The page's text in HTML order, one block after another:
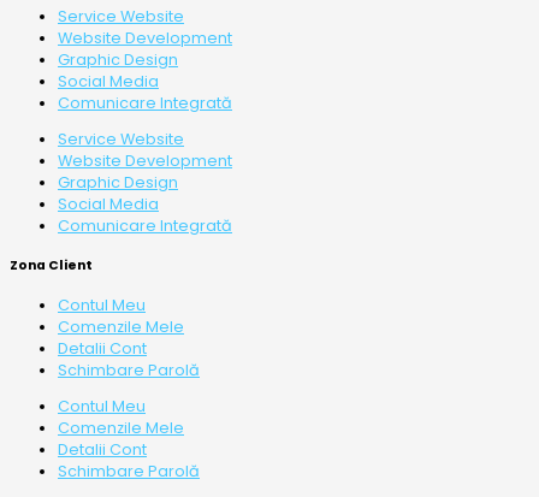
Service Website
Website Development
Graphic Design
Social Media
Comunicare Integrată
Service Website
Website Development
Graphic Design
Social Media
Comunicare Integrată
Zona Client
Contul Meu
Comenzile Mele
Detalii Cont
Schimbare Parolă
Contul Meu
Comenzile Mele
Detalii Cont
Schimbare Parolă